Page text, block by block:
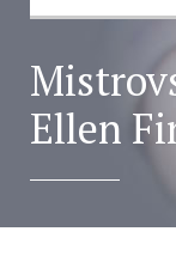
Ellen